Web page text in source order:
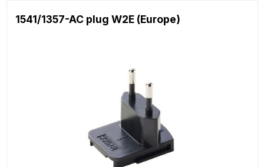
1541/1357-AC plug W2E (Europe)